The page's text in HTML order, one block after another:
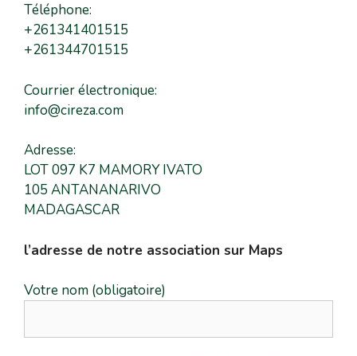
Téléphone:
+261341401515
+261344701515
Courrier électronique:
info@cireza.com
Adresse:
LOT 097 K7 MAMORY IVATO
105 ANTANANARIVO
MADAGASCAR
l’adresse de notre association sur Maps
Votre nom (obligatoire)